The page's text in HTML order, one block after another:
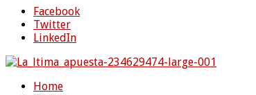
Facebook
Twitter
LinkedIn
Home